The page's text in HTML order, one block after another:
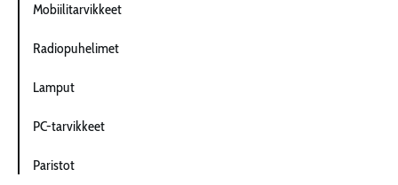
Mobiilitarvikkeet
Radiopuhelimet
Lamput
PC-tarvikkeet
Paristot